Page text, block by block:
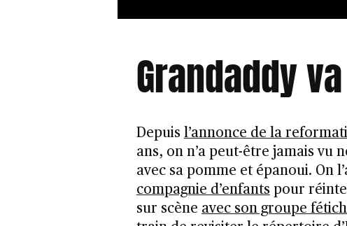
Grandaddy
Depuis l’annonce de la
ans, on n’a peut-être jamais vu
avec sa pomme et épanoui. On
compagnie d’enfantspour
sur scène avec son groupe